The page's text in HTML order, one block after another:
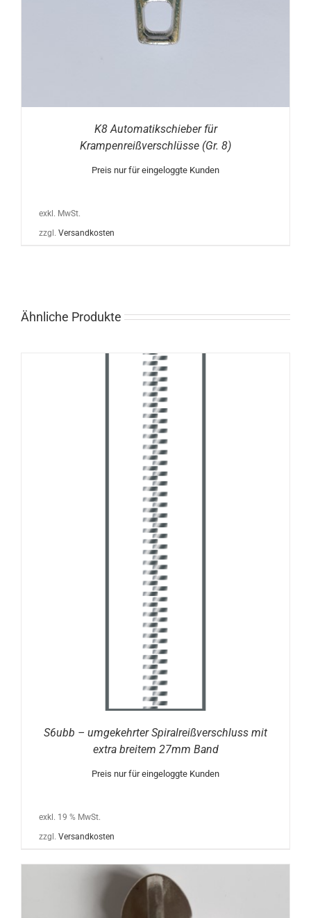
K8 Automatikschieber für
Krampenreißverschlüsse (Gr. 8)
Preis nur für eingeloggte Kunden
exkl. MwSt.
zzgl. Versandkosten
Ähnliche Produkte
S6ubb – umgekehrter Spiralreißverschluss mit
extra breitem 27mm Band
Preis nur für eingeloggte Kunden
exkl. 19 % MwSt.
zzgl. Versandkosten